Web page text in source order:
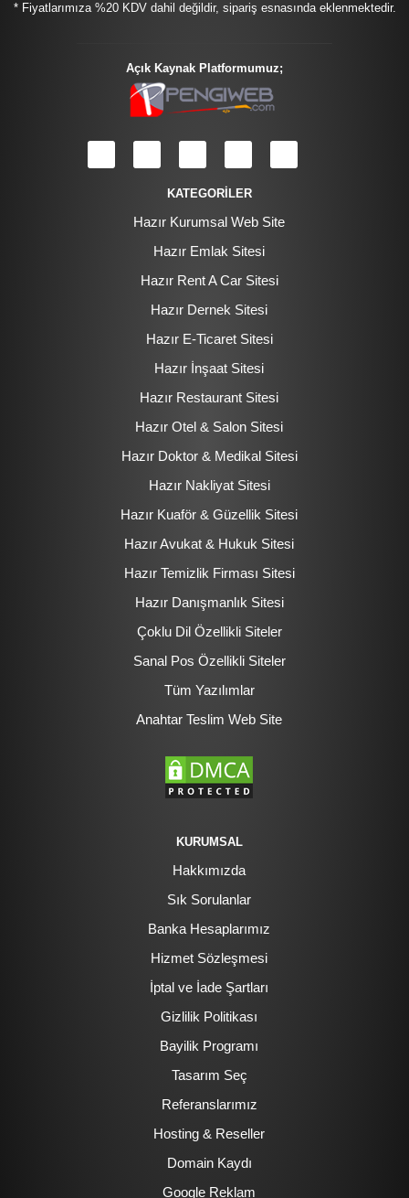
* Fiyatlarımıza %20 KDV dahil değildir, sipariş esnasında eklenmektedir.
Açık Kaynak Platformumuz;
KATEGORİLER
Hazır Kurumsal Web Site
Hazır Emlak Sitesi
Hazır Rent A Car Sitesi
Hazır Dernek Sitesi
Hazır E-Ticaret Sitesi
Hazır İnşaat Sitesi
Hazır Restaurant Sitesi
Hazır Otel & Salon Sitesi
Hazır Doktor & Medikal Sitesi
Hazır Nakliyat Sitesi
Hazır Kuaför & Güzellik Sitesi
Hazır Avukat & Hukuk Sitesi
Hazır Temizlik Firması Sitesi
Hazır Danışmanlık Sitesi
Çoklu Dil Özellikli Siteler
Sanal Pos Özellikli Siteler
Tüm Yazılımlar
Anahtar Teslim Web Site
KURUMSAL
Hakkımızda
Sık Sorulanlar
Banka Hesaplarımız
Hizmet Sözleşmesi
İptal ve İade Şartları
Gizlilik Politikası
Bayilik Programı
Tasarım Seç
Referanslarımız
Hosting & Reseller
Domain Kaydı
Google Reklam